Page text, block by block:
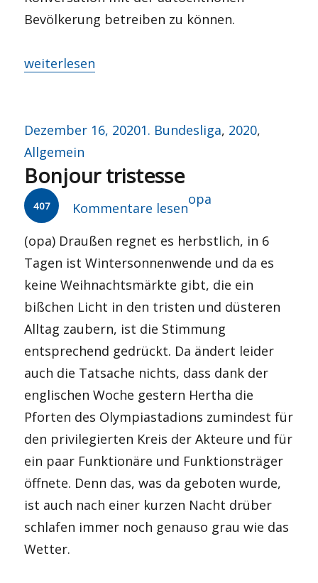
Bevölkerung betreiben zu können.
„LIVE: #SCFBSC – Weihnachten im Schwarzwald“
weiterlesen
Veröffentlicht
am
Dezember 16, 2020Kategorien
1. Bundesliga, 2020,
Allgemein
Bonjour tristesse
407 Kommentare lesen
Autor
opa
(opa) Draußen regnet es herbstlich, in 6
Tagen ist Wintersonnenwende und da es
keine Weihnachtsmärkte gibt, die ein
bißchen Licht in den tristen und düsteren
Alltag zaubern, ist die Stimmung
entsprechend gedrückt. Da ändert leider
auch die Tatsache nichts, dass dank der
englischen Woche gestern Hertha die
Pforten des Olympiastadions zumindest für
den privilegierten Kreis der Akteure und für
ein paar Funktionäre und Funktionsträger
öffnete. Denn das, was da geboten wurde,
ist auch nach einer kurzen Nacht drüber
schlafen immer noch genauso grau wie das
Wetter.